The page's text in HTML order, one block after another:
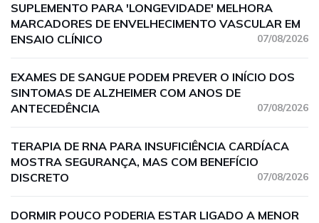
SUPLEMENTO PARA 'LONGEVIDADE' MELHORA
MARCADORES DE ENVELHECIMENTO VASCULAR EM
ENSAIO CLÍNICO
07/08/2026
EXAMES DE SANGUE PODEM PREVER O INÍCIO DOS
SINTOMAS DE ALZHEIMER COM ANOS DE
ANTECEDÊNCIA
07/08/2026
TERAPIA DE RNA PARA INSUFICIÊNCIA CARDÍACA
MOSTRA SEGURANÇA, MAS COM BENEFÍCIO
DISCRETO
07/08/2026
DORMIR POUCO PODERIA ESTAR LIGADO A MENOR